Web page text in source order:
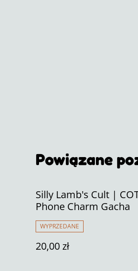
Powiązane
Silly Lamb's Cult |
Phone Charm Gacha
WYPRZEDANE
20,00 zł